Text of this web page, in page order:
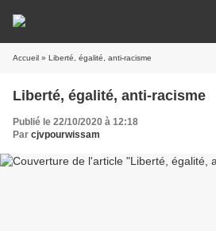
Accueil » Liberté, égalité, anti-racisme
Liberté, égalité, anti-racisme
Publié le 22/10/2020 à 12:18
Par cjvpourwissam